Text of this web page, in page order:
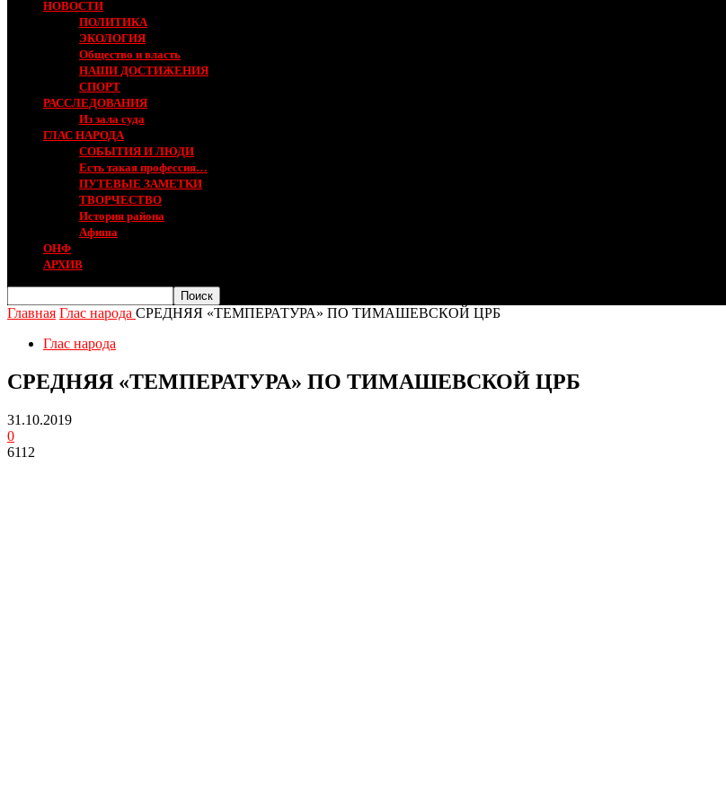
НОВОСТИ
ПОЛИТИКА
ЭКОЛОГИЯ
Общество и власть
НАШИ ДОСТИЖЕНИЯ
СПОРТ
РАССЛЕДОВАНИЯ
Из зала суда
ГЛАС НАРОДА
СОБЫТИЯ И ЛЮДИ
Есть такая профессия…
ПУТЕВЫЕ ЗАМЕТКИ
ТВОРЧЕСТВО
История района
Афиша
ОНФ
АРХИВ
Главная Глас народа СРЕДНЯЯ «ТЕМПЕРАТУРА» ПО ТИМАШЕВСКОЙ ЦРБ
Глас народа
СРЕДНЯЯ «ТЕМПЕРАТУРА» ПО ТИМАШЕВСКОЙ ЦРБ
31.10.2019
0
6112